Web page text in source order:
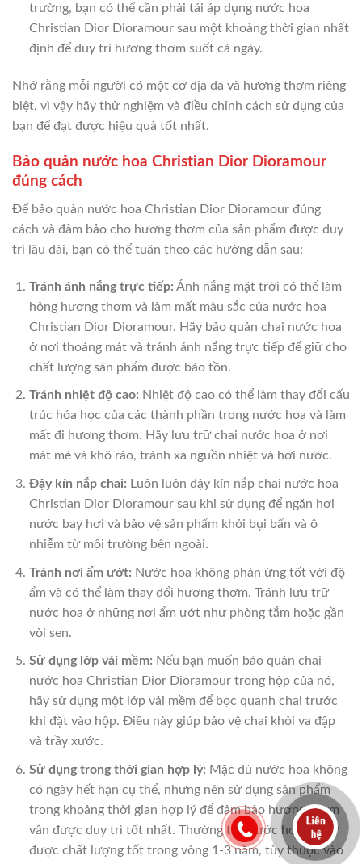
trường, bạn có thể cần phải tái áp dụng nước hoa
Christian Dior Dioramour sau một khoảng thời gian nhất
định để duy trì hương thơm suốt cả ngày.
Nhớ rằng mỗi người có một cơ địa da và hương thơm riêng
biệt, vì vậy hãy thử nghiệm và điều chỉnh cách sử dụng của
bạn để đạt được hiệu quả tốt nhất.
Bảo quản nước hoa Christian Dior Dioramour
đúng cách
Để bảo quản nước hoa Christian Dior Dioramour đúng
cách và đảm bảo cho hương thơm của sản phẩm được duy
trì lâu dài, bạn có thể tuân theo các hướng dẫn sau:
Tránh ánh nắng trực tiếp: Ánh nắng mặt trời có thể làm
hỏng hương thơm và làm mất màu sắc của nước hoa
Christian Dior Dioramour. Hãy bảo quản chai nước hoa
ở nơi thoáng mát và tránh ánh nắng trực tiếp để giữ cho
chất lượng sản phẩm được bảo tồn.
Tránh nhiệt độ cao: Nhiệt độ cao có thể làm thay đổi cấu
trúc hóa học của các thành phần trong nước hoa và làm
mất đi hương thơm. Hãy lưu trữ chai nước hoa ở nơi
mát mẻ và khô ráo, tránh xa nguồn nhiệt và hơi nước.
Đậy kín nắp chai: Luôn luôn đậy kín nắp chai nước hoa
Christian Dior Dioramour sau khi sử dụng để ngăn hơi
nước bay hơi và bảo vệ sản phẩm khỏi bụi bẩn và ô
nhiễm từ môi trường bên ngoài.
Tránh nơi ẩm ướt: Nước hoa không phản ứng tốt với độ
ẩm và có thể làm thay đổi hương thơm. Tránh lưu trữ
nước hoa ở những nơi ẩm ướt như phòng tắm hoặc gần
vòi sen.
Sử dụng lớp vải mềm: Nếu bạn muốn bảo quản chai
nước hoa Christian Dior Dioramour trong hộp của nó,
hãy sử dụng một lớp vải mềm để bọc quanh chai trước
khi đặt vào hộp. Điều này giúp bảo vệ chai khỏi va đập
và trầy xước.
Sử dụng trong thời gian hợp lý: Mặc dù nước hoa không
có ngày hết hạn cụ thể, nhưng nên sử dụng sản phẩm
trong khoảng thời gian hợp lý để đảm bảo hương thơm
vẫn được duy trì tốt nhất. Thường thì, nước hoa sẽ giữ
được chất lượng tốt trong vòng 1-3 năm, tùy thuộc vào